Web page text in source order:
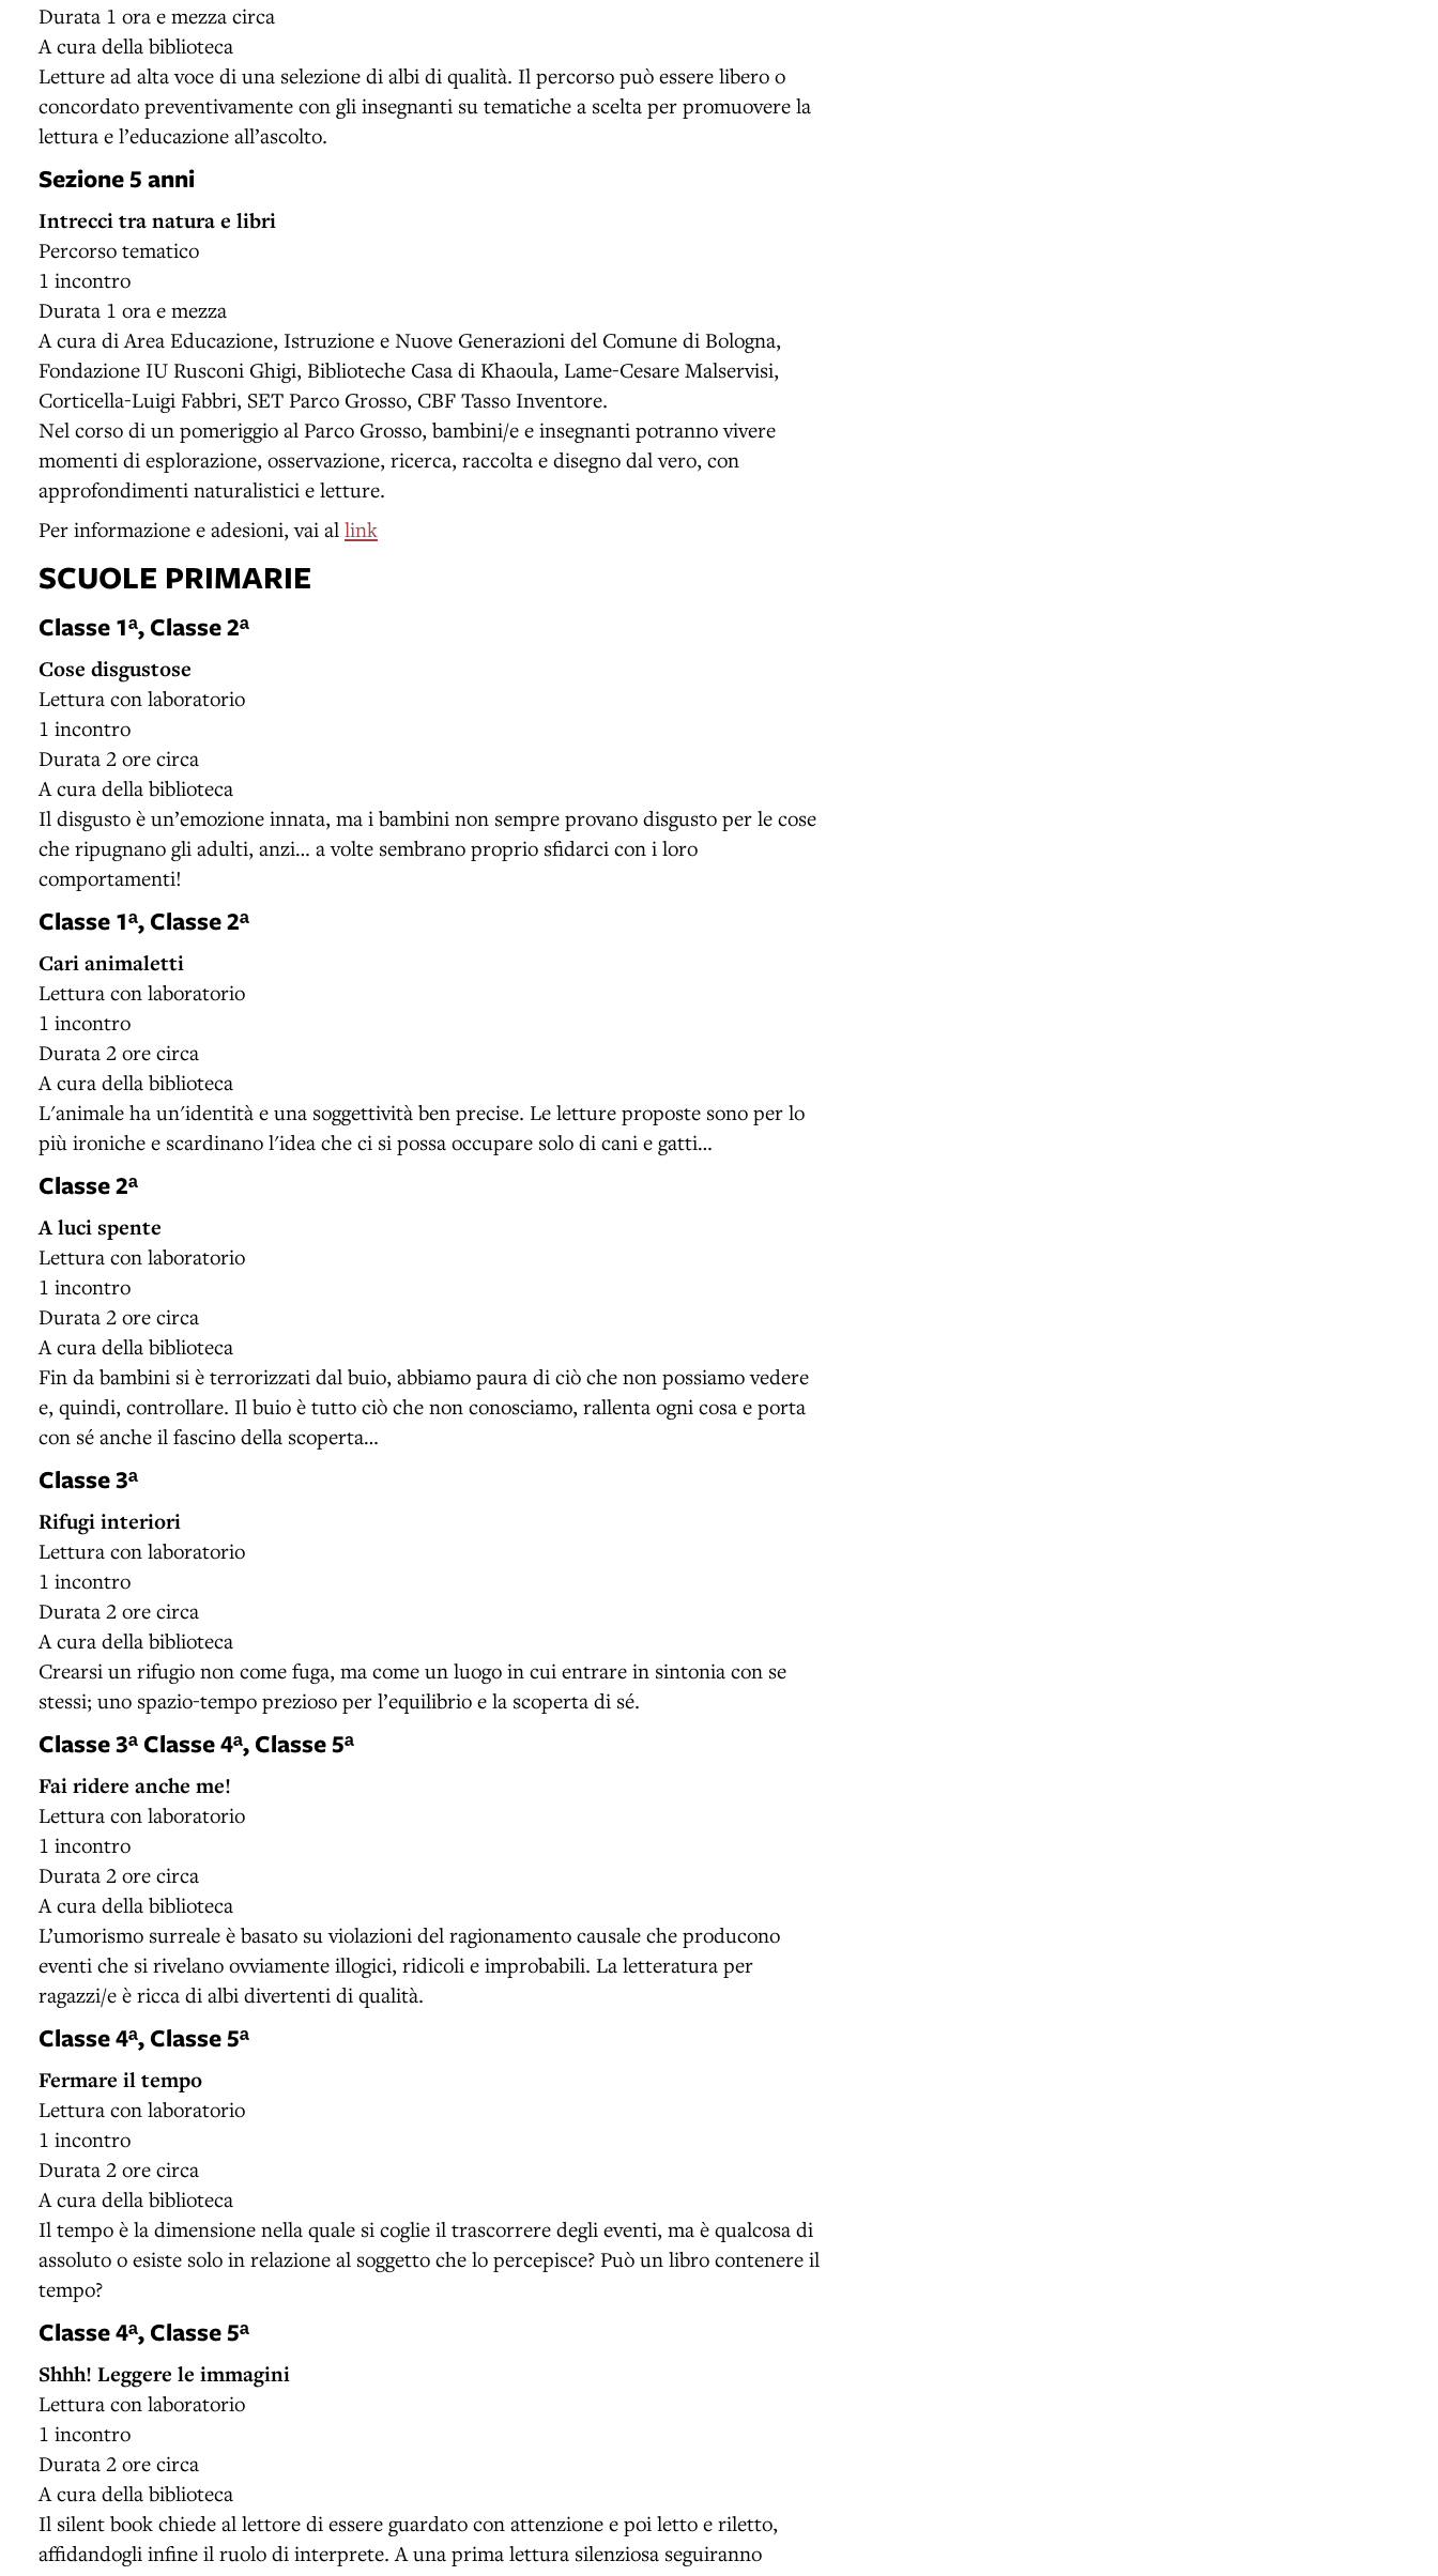
Durata 1 ora e mezza circa
A cura della biblioteca
Letture ad alta voce di una selezione di albi di qualità. Il percorso può essere libero o
concordato preventivamente con gli insegnanti su tematiche a scelta per promuovere la
lettura e l’educazione all’ascolto.
Sezione 5 anni
Intrecci tra natura e libri
Percorso tematico
1 incontro
Durata 1 ora e mezza
A cura di Area Educazione, Istruzione e Nuove Generazioni del Comune di Bologna,
Fondazione IU Rusconi Ghigi, Biblioteche Casa di Khaoula, Lame-Cesare Malservisi,
Corticella-Luigi Fabbri, SET Parco Grosso, CBF Tasso Inventore.
Nel corso di un pomeriggio al Parco Grosso, bambini/e e insegnanti potranno vivere
momenti di esplorazione, osservazione, ricerca, raccolta e disegno dal vero, con
approfondimenti naturalistici e letture.
Per informazione e adesioni, vai al link
SCUOLE PRIMARIE
Classe 1ᵃ, Classe 2ᵃ
Cose disgustose
Lettura con laboratorio
1 incontro
Durata 2 ore circa
A cura della biblioteca
Il disgusto è un’emozione innata, ma i bambini non sempre provano disgusto per le cose
che ripugnano gli adulti, anzi… a volte sembrano proprio sfidarci con i loro
comportamenti!
Classe 1ᵃ, Classe 2ᵃ
Cari animaletti
Lettura con laboratorio
1 incontro
Durata 2 ore circa
A cura della biblioteca
L'animale ha un'identità e una soggettività ben precise. Le letture proposte sono per lo
più ironiche e scardinano l'idea che ci si possa occupare solo di cani e gatti…
Classe 2ᵃ
A luci spente
Lettura con laboratorio
1 incontro
Durata 2 ore circa
A cura della biblioteca
Fin da bambini si è terrorizzati dal buio, abbiamo paura di ciò che non possiamo vedere
e, quindi, controllare. Il buio è tutto ciò che non conosciamo, rallenta ogni cosa e porta
con sé anche il fascino della scoperta…
Classe 3ᵃ
Rifugi interiori
Lettura con laboratorio
1 incontro
Durata 2 ore circa
A cura della biblioteca
Crearsi un rifugio non come fuga, ma come un luogo in cui entrare in sintonia con se
stessi; uno spazio-tempo prezioso per l’equilibrio e la scoperta di sé.
Classe 3ᵃ Classe 4ᵃ, Classe 5ᵃ
Fai ridere anche me!
Lettura con laboratorio
1 incontro
Durata 2 ore circa
A cura della biblioteca
L’umorismo surreale è basato su violazioni del ragionamento causale che producono
eventi che si rivelano ovviamente illogici, ridicoli e improbabili. La letteratura per
ragazzi/e è ricca di albi divertenti di qualità.
Classe 4ᵃ, Classe 5ᵃ
Fermare il tempo
Lettura con laboratorio
1 incontro
Durata 2 ore circa
A cura della biblioteca
Il tempo è la dimensione nella quale si coglie il trascorrere degli eventi, ma è qualcosa di
assoluto o esiste solo in relazione al soggetto che lo percepisce? Può un libro contenere il
tempo?
Classe 4ᵃ, Classe 5ᵃ
Shhh! Leggere le immagini
Lettura con laboratorio
1 incontro
Durata 2 ore circa
A cura della biblioteca
Il silent book chiede al lettore di essere guardato con attenzione e poi letto e riletto,
affidandogli infine il ruolo di interprete. A una prima lettura silenziosa seguiranno